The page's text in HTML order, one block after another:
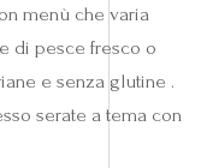
menù che varia
di pesce fresco o
e senza glutine .
serate a tema con